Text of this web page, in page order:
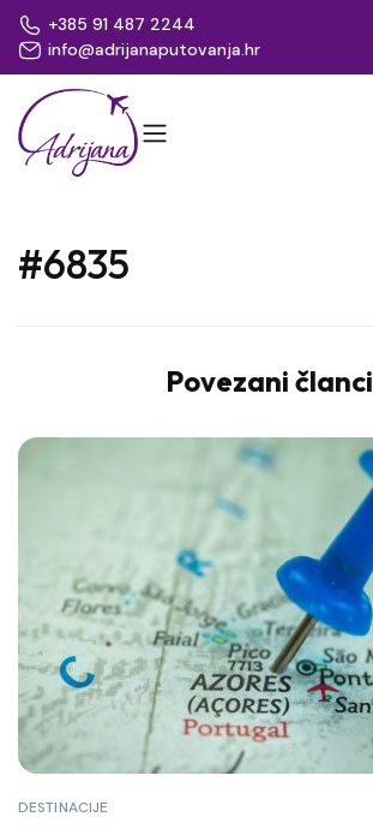
+385 91 487 2244
info@adrijanaputovanja.hr
#6835
Povezani članci
DESTINACIJE